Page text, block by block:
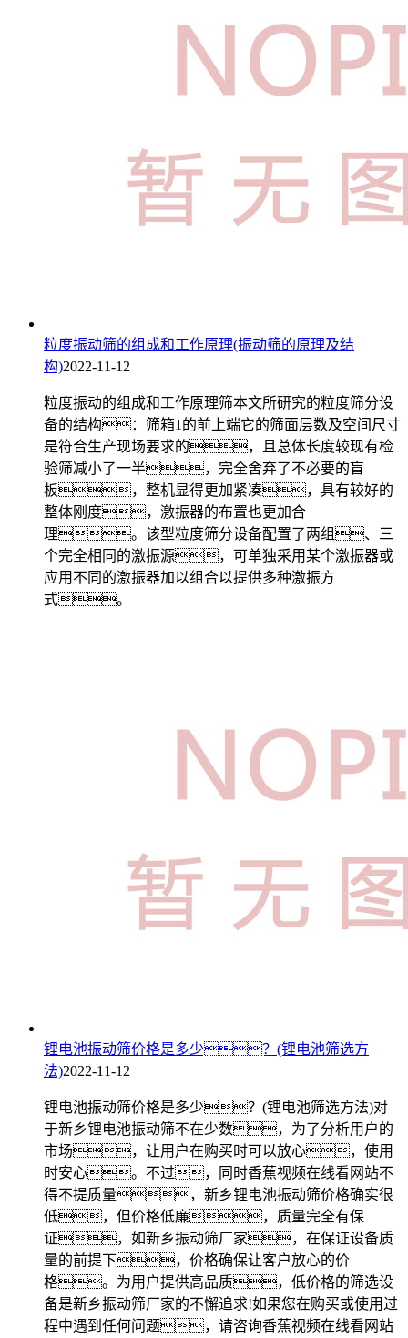
粒度振动筛的组成和工作原理(振动筛的原理及结
构)2022-11-12
粒度振动的组成和工作原理筛本文所研究的粒度筛分设
备的结构：筛箱1的前上端它的筛面层数及空间尺寸
是符合生产现场要求的，且总体长度较现有检
验筛减小了一半，完全舍弃了不必要的盲
板，整机显得更加紧凑，具有较好的
整体刚度，激振器的布置也更加合
理。该型粒度筛分设备配置了两组、三
个完全相同的激振源，可单独采用某个激振器或
应用不同的激振器加以组合以提供多种激振方
式。
锂电池振动筛价格是多少？(锂电池筛选方
法)2022-11-12
锂电池振动筛价格是多少？(锂电池筛选方法)对
于新乡锂电池振动筛不在少数，为了分析用户的
市场，让用户在购买时可以放心，使用
时安心。不过，同时香蕉视频在线看网站不
得不提质量，新乡锂电池振动筛价格确实很
低，但价格低廉，质量完全有保
证，如新乡振动筛厂家，在保证设备质
量的前提下，价格确保让客户放心的价
格。为用户提供高品质，低价格的筛选设
备是新乡振动筛厂家的不懈追求!如果您在购买或使用过
程中遇到任何问题，请咨询香蕉视频在线看网站